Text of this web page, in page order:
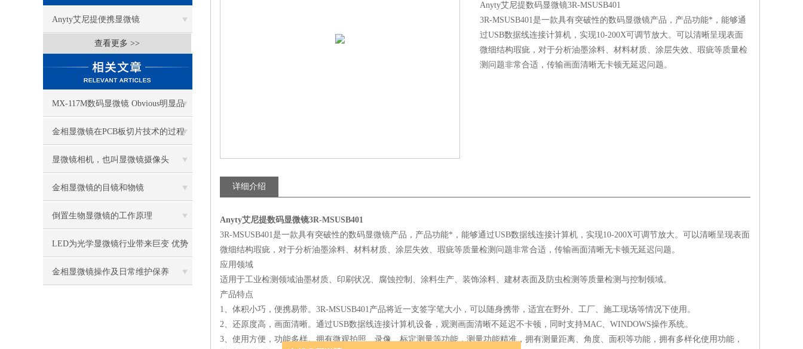
Anyty艾尼提便携显微镜
查看更多 >>
MX-117M数码显微镜 Obvious明显品
牌值得推荐
金相显微镜在PCB板切片技术的过程
控制中的作用
显微镜相机，也叫显微镜摄像头
金相显微镜的目镜和物镜
倒置生物显微镜的工作原理
LED为光学显微镜行业带来巨变 优势
比传统卤素更明显
金相显微镜操作及日常维护保养
Anyty艾尼提数码显微镜3R-MSUSB401
3R-MSUSB401是一款具有突破性的数码显微镜产品，产品功能*，能够通
过USB数据线连接计算机，实现10-200X可调节放大。可以清晰呈现表面
微细结构瑕疵，对于分析油墨涂料、材料材质、涂层失效、瑕疵等质量检
测问题非常合适，传输画面清晰无卡顿无延迟问题。
详细介绍
Anyty艾尼提数码显微镜3R-MSUSB401
3R-MSUSB401是一款具有突破性的数码显微镜产品，产品功能*，能够通过USB数据线连接计算机，实现10-200X可调节放大。可以清晰呈现表面
微细结构瑕疵，对于分析油墨涂料、材料材质、涂层失效、瑕疵等质量检测问题非常合适，传输画面清晰无卡顿无延迟问题。
应用领域
适用于工业检测领域油墨材质、印刷状况、腐蚀控制、涂料生产、装饰涂料、建材表面及防虫检测等质量检测与控制领域。
产品特点
1、体积小巧，便携易带。3R-MSUSB401产品将近一支签字笔大小，可以随身携带，适宜在野外、工厂、施工现场等情况下使用。
2、还原度高，画面清晰。通过USB数据线连接计算机设备，观测画面清晰不延迟不卡顿，同时支持MAC、WINDOWS操作系统。
3、使用方便，功能多样。拥有微观拍照、录像、标定测量等功能，测量功能精准，拥有测量距离、角度、面积等功能，拥有多样化使用功能，